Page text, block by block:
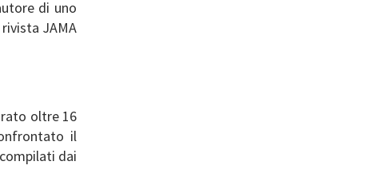
di uno
JAMA
oltre 16
il
dai